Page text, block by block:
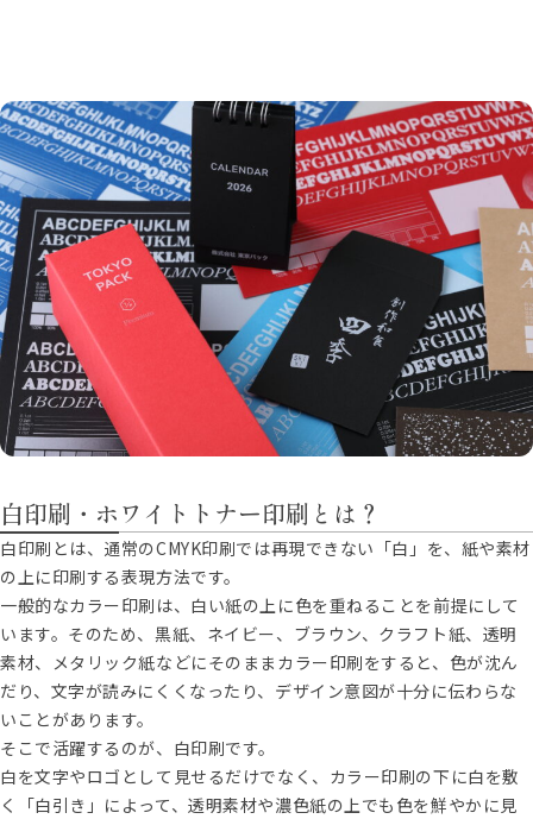
白印刷・ホワイトトナー印刷とは？
白印刷とは、通常のCMYK印刷では再現できない「白」を、紙や素材
の上に印刷する表現方法です。
一般的なカラー印刷は、白い紙の上に色を重ねることを前提にして
います。そのため、黒紙、ネイビー、ブラウン、クラフト紙、透明
素材、メタリック紙などにそのままカラー印刷をすると、色が沈ん
だり、文字が読みにくくなったり、デザイン意図が十分に伝わらな
いことがあります。
そこで活躍するのが、白印刷です。
白を文字やロゴとして見せるだけでなく、カラー印刷の下に白を敷
く「白引き」によって、透明素材や濃色紙の上でも色を鮮やかに見